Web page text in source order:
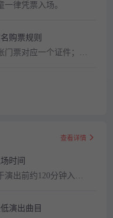
一律凭票入场。
购票规则
一张门票对应一个证件；证件支持：身份证/台湾居民来往大陆通行证/港澳居民来往内地通行证/护照。
查看详情
时间
请于演出前约120分钟入场。
演出曲目